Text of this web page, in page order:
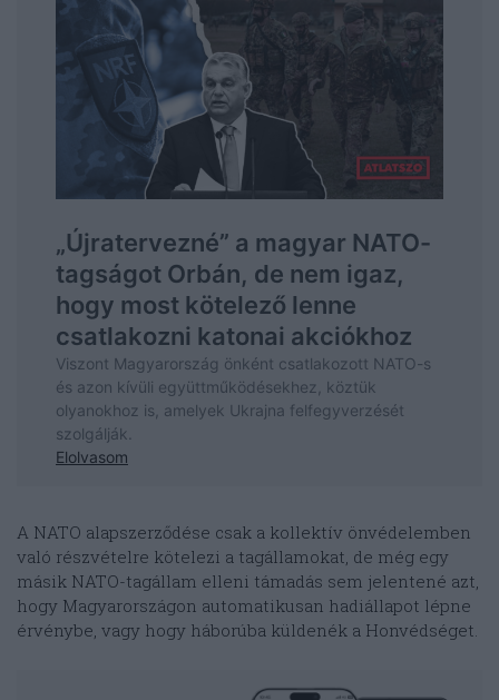
A NATO alapszerződése csak a kollektív önvédelemben
való részvételre kötelezi a tagállamokat, de még egy
másik NATO-tagállam elleni támadás sem jelentené azt,
hogy Magyarországon automatikusan hadiállapot lépne
érvénybe, vagy hogy háborúba küldenék a Honvédséget.